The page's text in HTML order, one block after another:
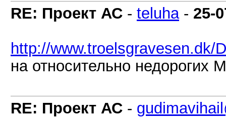
RE: Проект АС - teluha- 25-
http://www.troelsgravesen.dk/
на относительно недорогих
RE: Проект АС -